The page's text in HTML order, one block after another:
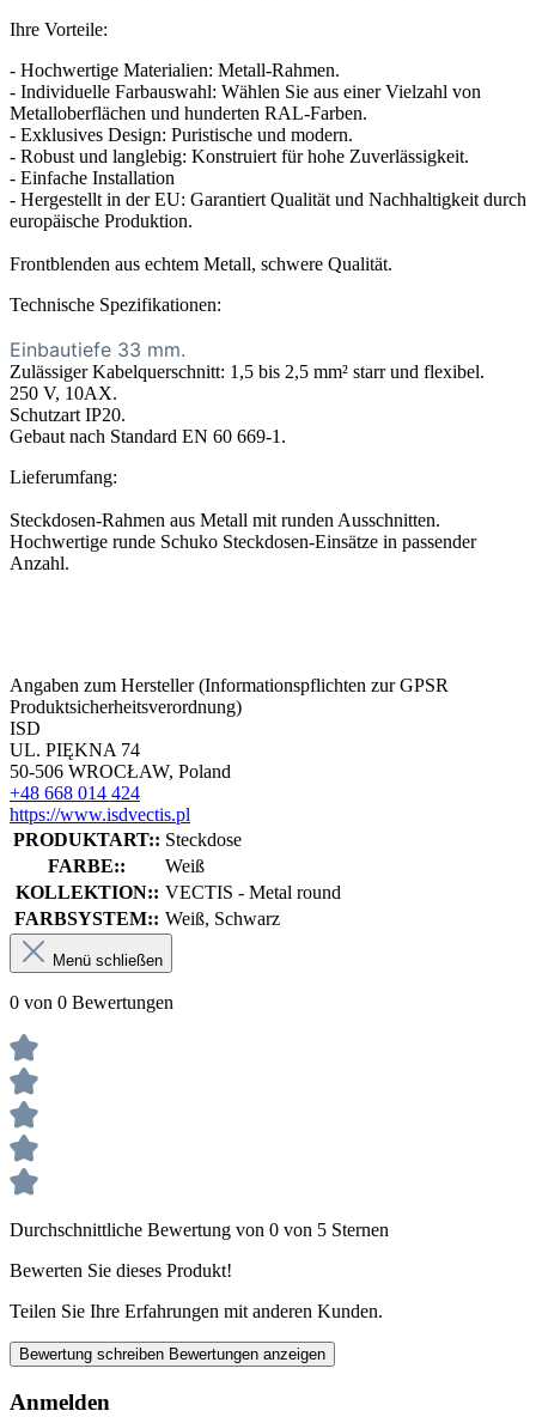
Ihre Vorteile:
- Hochwertige Materialien: Metall-Rahmen.
- Individuelle Farbauswahl: Wählen Sie aus einer Vielzahl von
Metalloberflächen und hunderten RAL-Farben.
- Exklusives Design: Puristische und modern.
- Robust und langlebig: Konstruiert für hohe Zuverlässigkeit.
- Einfache Installation
- Hergestellt in der EU: Garantiert Qualität und Nachhaltigkeit durch
europäische Produktion.
Frontblenden aus echtem Metall, schwere Qualität.
Technische Spezifikationen:
Einbautiefe 33 mm.
Zulässiger Kabelquerschnitt: 1,5 bis 2,5 mm² starr und flexibel.
250 V, 10AX.
Schutzart IP20.
Gebaut nach Standard EN 60 669-1.
Lieferumfang:
Steckdosen-Rahmen aus Metall mit runden Ausschnitten.
Hochwertige runde Schuko Steckdosen-Einsätze in passender
Anzahl.
Angaben zum Hersteller (Informationspflichten zur GPSR
Produktsicherheitsverordnung)
ISD
UL. PIĘKNA 74
50-506 WROCŁAW, Poland
+48 668 014 424
https://www.isdvectis.pl
PRODUKTART:: Steckdose
FARBE::
Weiß
KOLLEKTION:: VECTIS - Metal round
FARBSYSTEM:: Weiß, Schwarz
Menü schließen
0 von 0 Bewertungen
Durchschnittliche Bewertung von 0 von 5 Sternen
Bewerten Sie dieses Produkt!
Teilen Sie Ihre Erfahrungen mit anderen Kunden.
Bewertung schreiben Bewertungen anzeigen
Anmelden